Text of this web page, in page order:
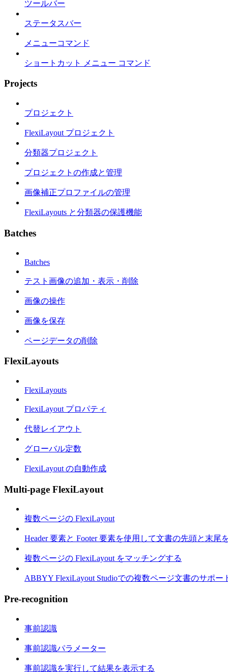
ツールバー
ステータスバー
メニューコマンド
ショートカット メニュー コマンド
Projects
プロジェクト
FlexiLayout プロジェクト
分類器プロジェクト
プロジェクトの作成と管理
画像補正プロファイルの管理
FlexiLayouts と分類器の保護機能
Batches
Batches
テスト画像の追加・表示・削除
画像の操作
画像を保存
ページデータの削除
FlexiLayouts
FlexiLayouts
FlexiLayout プロパティ
代替レイアウト
グローバル定数
FlexiLayout の自動作成
Multi-page FlexiLayout
複数ページの FlexiLayout
Header 要素と Footer 要素を使用して文書の先頭と末尾
複数ページの FlexiLayout をマッチングする
ABBYY FlexiLayout Studioでの複数ページ文書のサポー
Pre-recognition
事前認識
事前認識パラメーター
事前認識を実行して結果を表示する